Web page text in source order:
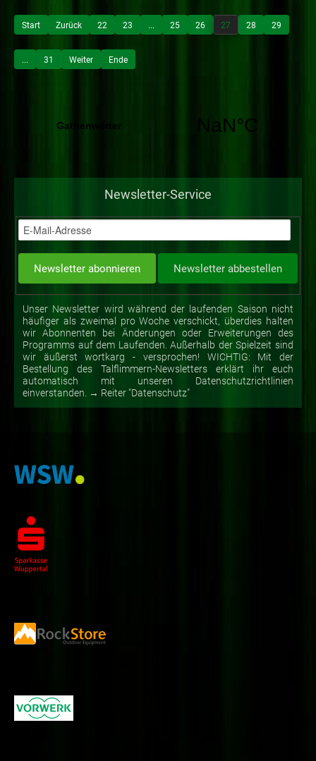
Start Zurück 22 23 ... 25 26 27 28 29
... 31 Weiter Ende
Newsletter-Service
Unser Newsletter wird während der laufenden Saison nicht
häufiger als zweimal pro Woche verschickt, überdies halten
wir Abonnenten bei Änderungen oder Erweiterungen des
Programms auf dem Laufenden. Außerhalb der Spielzeit sind
wir äußerst wortkarg - versprochen! WICHTIG: Mit der
Bestellung des Talflimmern-Newsletters erklärt ihr euch
automatisch mit unseren Datenschutzrichtlinien
einverstanden. → Reiter "Datenschutz"